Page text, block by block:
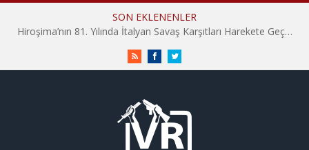
SON EKLENENLER
Hiroşima’nın 81. Yılında İtalyan Savaş Karşıtları Harekete Geçti: “Hatırlamak yeterli değil”
RSS FacebookTwitter